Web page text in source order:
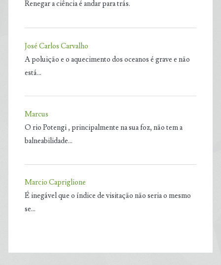
Renegar a ciência é andar para trás.
José Carlos Carvalho
A poluição e o aquecimento dos oceanos é grave e não
está…
Marcus
O rio Potengi , principalmente na sua foz, não tem a
balneabilidade…
Marcio Capriglione
É inegável que o índice de visitação não seria o mesmo
se…